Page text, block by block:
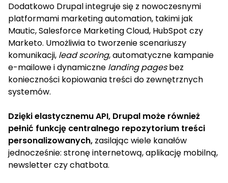
Dodatkowo Drupal integruje się z nowoczesnymi
platformami marketing automation, takimi jak
Mautic, Salesforce Marketing Cloud, HubSpot czy
Marketo. Umożliwia to tworzenie scenariuszy
komunikacji, lead scoring, automatyczne kampanie
e-mailowe i dynamiczne landing pagesbez
konieczności kopiowania treści do zewnętrznych
systemów.
Dzięki elastycznemu API, Drupal może również
pełnić funkcję centralnego repozytorium treści
personalizowanych, zasilając wiele kanałów
jednocześnie: stronę internetową, aplikację mobilną,
newsletter czy chatbota.